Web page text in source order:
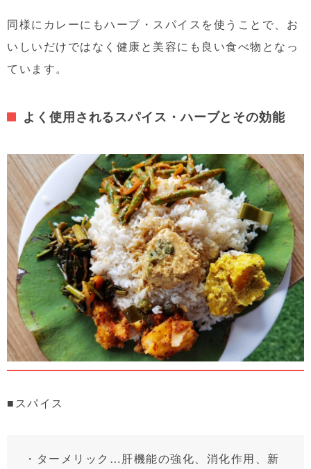
同様にカレーにもハーブ・スパイスを使うことで、お
いしいだけではなく健康と美容にも良い食べ物となっ
ています。
よく使用されるスパイス・ハーブとその効能
■スパイス
・ターメリック…肝機能の強化、消化作用、新